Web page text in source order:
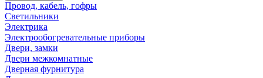
Провод, кабель, гофры
Светильники
Электрика
Электрообогревательные приборы
Двери, замки
Двери межкомнатные
Дверная фурнитура